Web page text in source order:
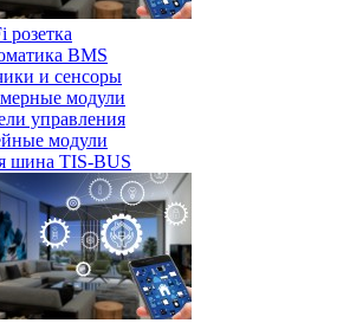
розетка
BMS
и сенсоры
модули
управления
модули
шина TIS-BUS